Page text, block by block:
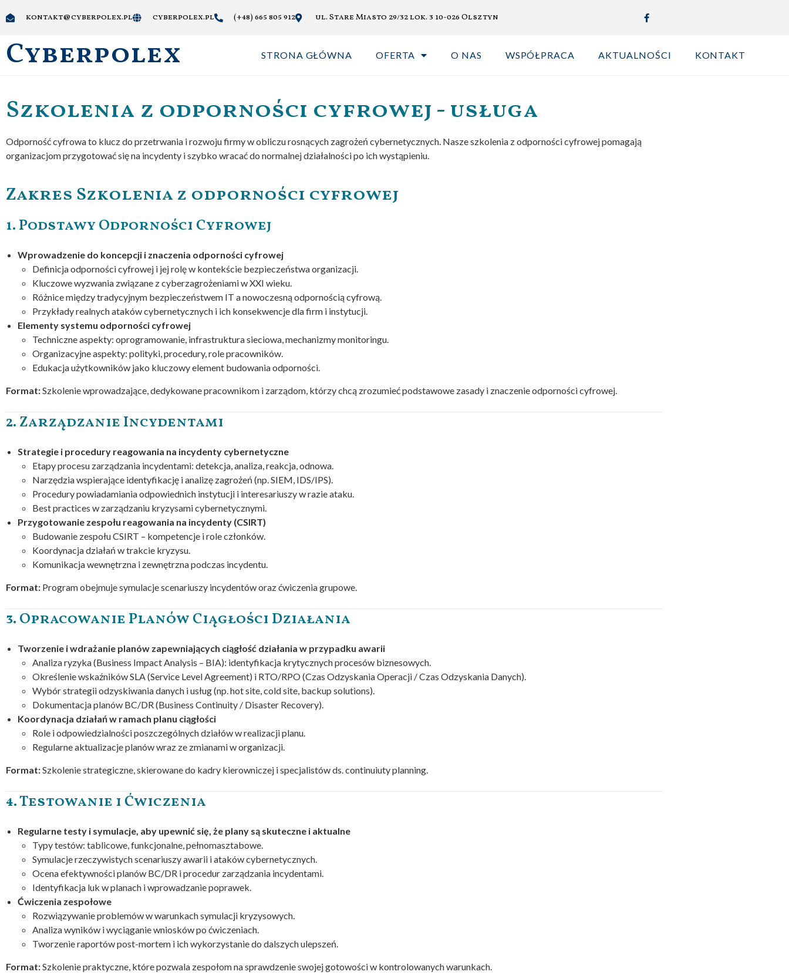
kontakt@cyberpolex.pl cyberpolex.pl (+48) 665 805 912 ul. Stare Miasto 29/32 lok. 3 10-026 Olsztyn
Cyberpolex STRONA GŁÓWNA OFERTA O NAS WSPÓŁPRACA AKTUALNOŚCI KONTAKT
Szkolenia z odporności cyfrowej - usługa
Odporność cyfrowa to klucz do przetrwania i rozwoju firmy w obliczu rosnących zagrożeń cybernetycznych. Nasze szkolenia z odporności cyfrowej pomagają
organizacjom przygotować się na incydenty i szybko wracać do normalnej działalności po ich wystąpieniu.
Zakres Szkolenia z odporności cyfrowej
1. Podstawy Odporności Cyfrowej
Wprowadzenie do koncepcji i znaczenia odporności cyfrowej
Definicja odporności cyfrowej i jej rolę w kontekście bezpieczeństwa organizacji.
Kluczowe wyzwania związane z cyberzagrożeniami w XXI wieku.
Różnice między tradycyjnym bezpieczeństwem IT a nowoczesną odpornością cyfrową.
Przykłady realnych ataków cybernetycznych i ich konsekwencje dla firm i instytucji.
Elementy systemu odporności cyfrowej
Techniczne aspekty: oprogramowanie, infrastruktura sieciowa, mechanizmy monitoringu.
Organizacyjne aspekty: polityki, procedury, role pracowników.
Edukacja użytkowników jako kluczowy element budowania odporności.
Format:Szkolenie wprowadzające, dedykowane pracownikom i zarządom, którzy chcą zrozumieć podstawowe zasady i znaczenie odporności cyfrowej.
2. Zarządzanie Incydentami
Strategie i procedury reagowania na incydenty cybernetyczne
Etapy procesu zarządzania incydentami: detekcja, analiza, reakcja, odnowa.
Narzędzia wspierające identyfikację i analizę zagrożeń (np. SIEM, IDS/IPS).
Procedury powiadamiania odpowiednich instytucji i interesariuszy w razie ataku.
Best practices w zarządzaniu kryzysami cybernetycznymi.
Przygotowanie zespołu reagowania na incydenty (CSIRT)
Budowanie zespołu CSIRT – kompetencje i role członków.
Koordynacja działań w trakcie kryzysu.
Komunikacja wewnętrzna i zewnętrzna podczas incydentu.
Format: Program obejmuje symulacje scenariuszy incydentów oraz ćwiczenia grupowe.
3. Opracowanie Planów Ciągłości Działania
Tworzenie i wdrażanie planów zapewniających ciągłość działania w przypadku awarii
Analiza ryzyka (Business Impact Analysis – BIA): identyfikacja krytycznych procesów biznesowych.
Określenie wskaźników SLA (Service Level Agreement) i RTO/RPO (Czas Odzyskania Operacji / Czas Odzyskania Danych).
Wybór strategii odzyskiwania danych i usług (np. hot site, cold site, backup solutions).
Dokumentacja planów BC/DR (Business Continuity / Disaster Recovery).
Koordynacja działań w ramach planu ciągłości
Role i odpowiedzialności poszczególnych działów w realizacji planu.
Regularne aktualizacje planów wraz ze zmianami w organizacji.
Format:Szkolenie strategiczne, skierowane do kadry kierowniczej i specjalistów ds. continuiuty planning.
4. Testowanie i Ćwiczenia
Regularne testy i symulacje, aby upewnić się, że plany są skuteczne i aktualne
Typy testów: tablicowe, funkcjonalne, pełnomasztabowe.
Symulacje rzeczywistych scenariuszy awarii i ataków cybernetycznych.
Ocena efektywności planów BC/DR i procedur zarządzania incydentami.
Identyfikacja luk w planach i wprowadzanie poprawek.
Ćwiczenia zespołowe
Rozwiązywanie problemów w warunkach symulacji kryzysowych.
Analiza wyników i wyciąganie wniosków po ćwiczeniach.
Tworzenie raportów post-mortem i ich wykorzystanie do dalszych ulepszeń.
Format:Szkolenie praktyczne, które pozwala zespołom na sprawdzenie swojej gotowości w kontrolowanych warunkach.